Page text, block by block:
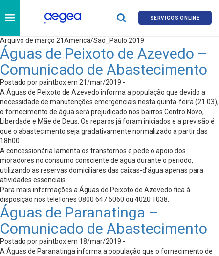
SERVIÇOS ONLINE
Arquivo de março 21America/Sao_Paulo 2019
Águas de Peixoto de Azevedo –
Comunicado de Abastecimento
Postado por paintbox em 21/mar/2019 -
A Águas de Peixoto de Azevedo informa a população que devido a
necessidade de manutenções emergenciais nesta quinta-feira (21.03),
o fornecimento de água será prejudicado nos bairros Centro Novo,
Liberdade e Mãe de Deus. Os reparos já foram iniciados e a previsão é
que o abastecimento seja gradativamente normalizado a partir das
18h00.
A concessionária lamenta os transtornos e pede o apoio dos
moradores no consumo consciente de água durante o período,
utilizando as reservas domiciliares das caixas-d’água apenas para
atividades essenciais.
Para mais informações a Águas de Peixoto de Azevedo fica à
disposição nos telefones 0800 647 6060 ou 4020 1038.
Águas de Paranatinga –
Comunicado de Abastecimento
Postado por paintbox em 18/mar/2019 -
A Águas de Paranatinga informa a população que o fornecimento de